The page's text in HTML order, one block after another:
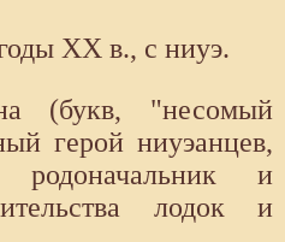
XX в., с ниуэ.
(букв, "несомый
герой ниуэанцев,
и
лодок и